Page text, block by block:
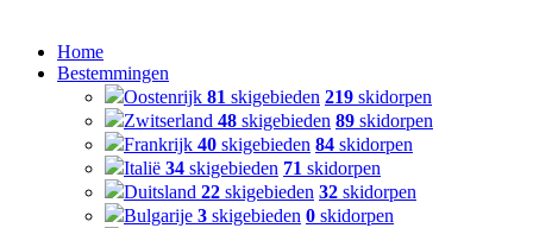
Home
Bestemmingen
Oostenrijk 81 skigebieden 219 skidorpen
Zwitserland 48 skigebieden 89 skidorpen
Frankrijk 40 skigebieden 84 skidorpen
Italië 34 skigebieden 71 skidorpen
Duitsland 22 skigebieden 32 skidorpen
Bulgarije 3 skigebieden 0 skidorpen